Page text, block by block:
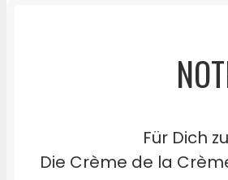
Für Dich
Die Crème de la